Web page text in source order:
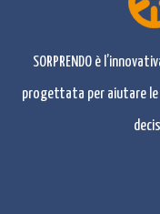
SORPRENDO è
progettata per aiutare le